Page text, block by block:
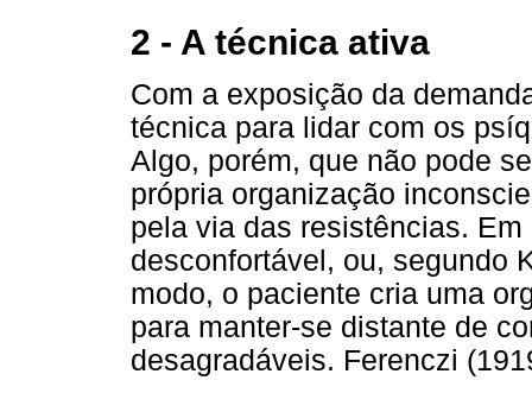
2 - A técnica ativa
Com a exposição da
técnica para lidar com os
Algo, porém, que não pode
própria organização
pela via das resistências.
desconfortável, ou, segundo
modo, o paciente cria uma
para manter-se distante de
desagradáveis. Ferenczi